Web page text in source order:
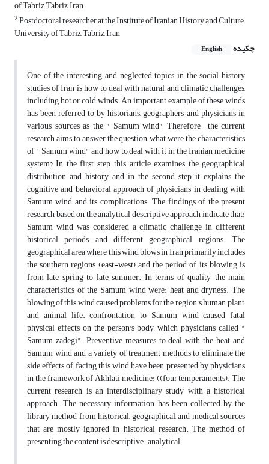
of Tabriz, Tabriz, Iran
2Postdoctoral researcher at the Institute of Iranian History and Culture,
University of Tabriz, Tabriz, ‎Iran
چکیده
English
One of the interesting and neglected topics in the social history
studies of Iran is how to deal with natural and climatic challenges,
including hot or cold winds. An important example of these winds
has been referred to by historians, geographers, and physicians in
various sources as the " Samum wind", Therefore , the current
research aims to answer the question, what were the characteristics
of " Samum wind" and how to deal with it in the Iranian medicine
system? In the first step, this article examines the geographical
distribution and history, and in the second step, it explains the
cognitive and behavioral approach of physicians in dealing with
Samum wind and its complications. The findings of the present
research based on the analytical descriptive approach indicate that:
Samum wind was considered a climatic challenge in different
historical periods and different geographical regions. The
geographical area where this wind blows in Iran primarily includes
the southern regions (east-west) and the period of its blowing is
from late spring to late summer. In terms of quality, the main
characteristics of the Samum wind were: heat and dryness. The
blowing of this wind caused problems for the region's human, plant,
and animal life. confrontation to Samum wind caused fatal
physical effects on the person's body, which physicians called "
Samum zadegi". Preventive measures to deal with the heat and
Samum wind and a variety of treatment methods to eliminate the
side effects of facing this wind have been presented by physicians
in the framework of Akhlati medicine: ((four temperaments). The
current research is an interdisciplinary study with a historical
approach. The necessary information has been collected by the
library method from historical, geographical, and medical sources
that are mostly ignored in historical research. The method of
presenting the content is descriptive-analytical.